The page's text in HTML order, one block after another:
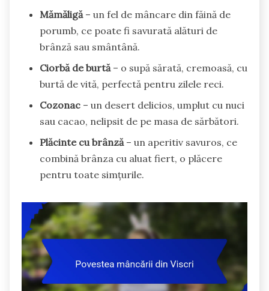
Mămăligă– un fel de mâncare din făină de
porumb, ce poate fi savurată alături de
brânză sau smântână.
Ciorbă de burtă– o supă sărată, cremoasă, cu
burtă de vită, perfectă pentru zilele reci.
Cozonac – un desert delicios, umplut cu nuci
sau cacao, nelipsit de pe masa de sărbători.
Plăcinte cu brânză– un aperitiv savuros, ce
combină brânza cu aluat fiert, o plăcere
pentru toate simțurile.